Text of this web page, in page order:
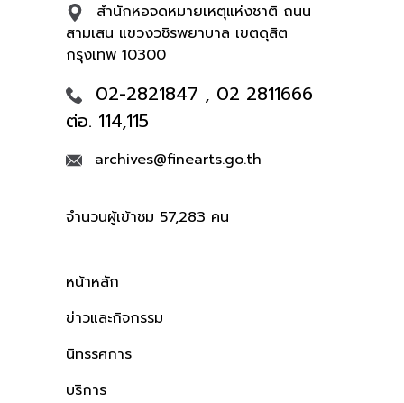
สำนักหอจดหมายเหตุแห่งชาติ ถนน
สามเสน แขวงวชิรพยาบาล เขตดุสิต
กรุงเทพ 10300
02-2821847 , 02 2811666
ต่อ. 114,115
archives@finearts.go.th
จำนวนผู้เข้าชม 57,283 คน
หน้าหลัก
ข่าวและกิจกรรม
นิทรรศการ
บริการ